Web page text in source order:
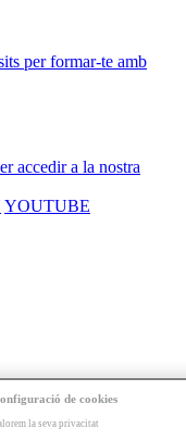
per formar-te amb
accedir a la nostra
YOUTUBE
de cookies
la seva privacitat